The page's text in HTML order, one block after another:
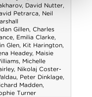
, David Nutter,
Petrarca, Neil
Gillen, Charles
, Emilia Clarke,
Glen, Kit Harington,
Headey, Maisie
, Michelle
, Nikolaj Coster-
, Peter Dinklage,
Madden,
Turner